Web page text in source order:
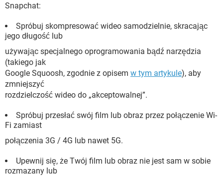
Snapchat:
Spróbuj skompresować wideo samodzielnie, skracając
jego długość lub
używając specjalnego oprogramowania bądź narzędzia
(takiego jak
Google Squoosh, zgodnie z opisem w tym artykule), aby
zmniejszyć
rozdzielczość wideo do „akceptowalnej”.
Spróbuj przesłać swój film lub obraz przez połączenie Wi-
Fi zamiast
połączenia 3G / 4G lub nawet 5G.
Upewnij się, że Twój film lub obraz nie jest sam w sobie
rozmazany lub